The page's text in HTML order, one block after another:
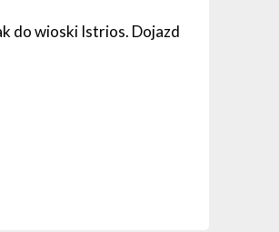
do wioski Istrios. Dojazd